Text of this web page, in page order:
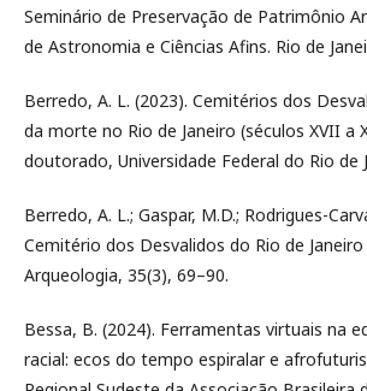
Seminário de Preservação de Patrimônio
de Astronomia e Ciências Afins. Rio de
Berredo, A. L. (2023). Cemitérios dos
da morte no Rio de Janeiro (séculos XVII a
doutorado, Universidade Federal do Rio de
Berredo, A. L.; Gaspar, M.D.; Rodrigues-
Cemitério dos Desvalidos do Rio de
Arqueologia, 35(3), 69–90.
Bessa, B. (2024). Ferramentas virtuais na
racial: ecos do tempo espiralar e